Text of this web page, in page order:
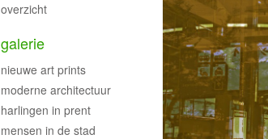
overzicht
galerie
nieuwe art prints
moderne architectuur
harlingen in prent
mensen in de stad